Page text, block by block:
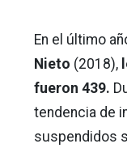
En el último
Nieto (2018),
fueron 439.
tendencia de
suspendidos